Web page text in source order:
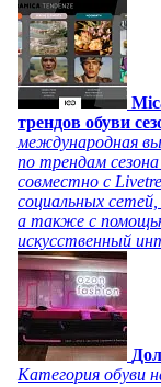
трендов обуви
международная
по трендам
совместно с
социальных
а также с
искусственный
Категория обуви